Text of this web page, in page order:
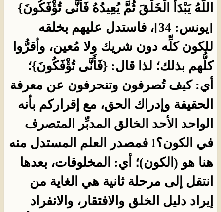
اللَّهُ يَبْدَأُ الْخَلْقَ ثُمَّ يُعِيدُهُ فَأَنَّى تُؤْفَكُونَ}
[يونس: 34]، فاستدل عليهم بخلقه
للكون كلِّه دون شريك ولا مُعين، وأقرُّوا
كلُّهم بذلك؛ لذا قال: {فَأَنَّى تُؤْفَكُونَ}؛
أي: كيف تُصرفون وتنحرفون عن معرفة
الحقيقة وإدراك الحق، مع إقراركم بأنه
الواحد الأحد الخالق المدبِّر المتصرف
في الكون؟! فمصدر العلم المستدل منه
هنا هو (الكون)؛ أي: المخلوقات، بعدها
انتقل إلى مرحلة ثانية هي الغاية من
إيراد دليل الخلق والافتقار، والانفراد